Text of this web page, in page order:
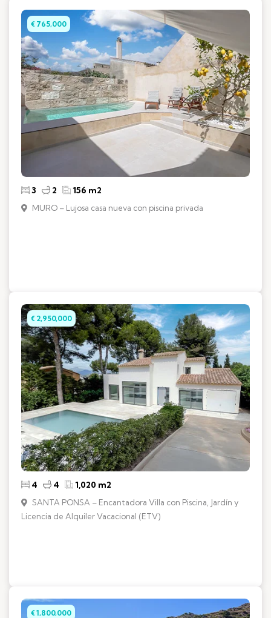
€ 765,000
3 2 156 m2
MURO – Lujosa casa nueva con piscina privada
€ 2,950,000
4 4 1,020 m2
SANTA PONSA – Encantadora Villa con Piscina, Jardín y
Licencia de Alquiler Vacacional (ETV)
€ 1,800,000